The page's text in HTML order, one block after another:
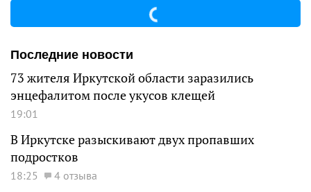
Последние новости
73 жителя Иркутской области заразились
энцефалитом после укусов клещей
19:01
В Иркутске разыскивают двух пропавших
подростков
18:25 4 отзыва